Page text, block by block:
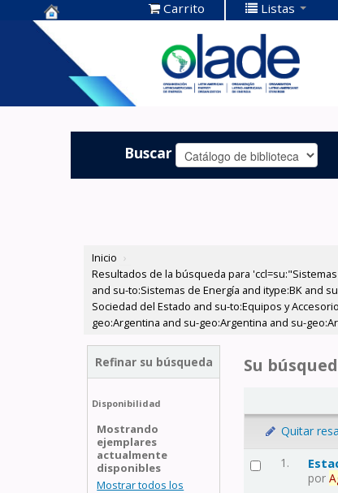
Centro de
Documentación
OLADE -
Carrito Listas
Buscar
Inicio ›
Resultados de la búsqueda para
and su-to:Sistemas de Energía and itype:BK and
Sociedad del Estado and su-to:Equipos y
geo:Argentina and su-geo:Argentina and su-
Refinar su búsqueda
Disponibilidad
Mostrando
ejemplares
actualmente
disponibles
Mostrar todos los
Su
Quitar
1.
por